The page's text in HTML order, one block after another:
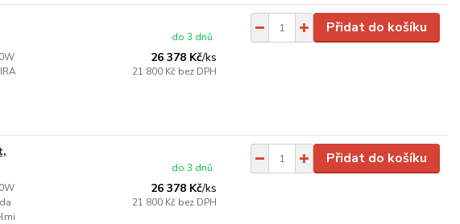
26 378 Kč/ks
21 800 Kč bez DPH
do 3 dnů
Přidat do košíku
26 378 Kč/ks
21 800 Kč bez DPH
do 3 dnů
Přidat do košíku